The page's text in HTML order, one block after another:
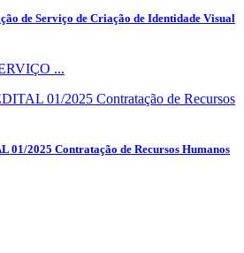
de Serviço de Criação de Identidade Visual
...
01/2025 Contratação de Recursos Humanos